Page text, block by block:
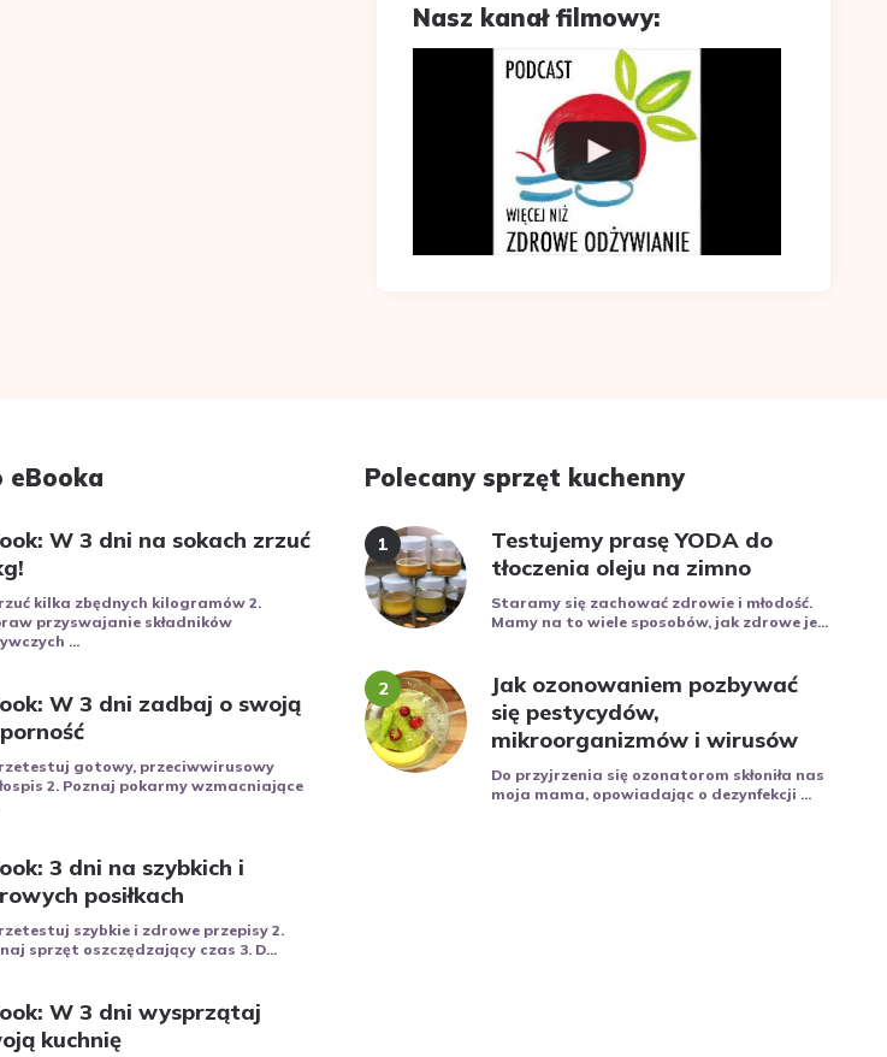
Nasz kanał filmowy:
eBooka
W 3 dni na sokach zrzuć
kilka zbędnych kilogramów 2.
przyswajanie składników
...
W 3 dni zadbaj o swoją
gotowy, przeciwwirusowy
2. Poznaj pokarmy wzmacniające
3 dni na szybkich i
posiłkach
szybkie i zdrowe przepisy 2.
sprzęt oszczędzający czas 3. D...
W 3 dni wysprzątaj
kuchnię
Polecany sprzęt kuchenny
Testujemy prasę YODA do
tłoczenia oleju na zimno
Staramy się zachować zdrowie i młodość.
Mamy na to wiele sposobów, jak zdrowe je...
Jak ozonowaniem pozbywać
się pestycydów,
mikroorganizmów i wirusów
Do przyjrzenia się ozonatorom skłoniła nas
moja mama, opowiadając o dezynfekcji ...